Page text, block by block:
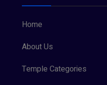
Home
About Us
Temple Categories